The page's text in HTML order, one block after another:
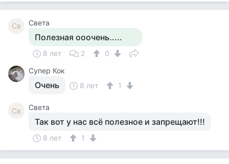
Св Света
Полезная ооочень.....
8 лет 2
0
Супер Кок
Очень 8 лет 1
Св Света
Так вот у нас всё полезное и запрещают!!!
8 лет 1